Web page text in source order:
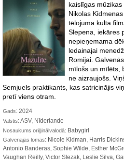
kaislīgas
Nikolas
tēlojuma kulta
Slepena, iekāres
nepieņemama
ledainajai
Romijai.
mīlošs un mīlēts,
ne aizraujošs.
Semjuels praktikants, kas satricinājis
pretī viens otram.
Gads: 2024
Valstis: ASV, Nīderlande
Nosaukums oriģinālvalodā: Babygirl
Galvenajās lomās: Nicole Kidman, Harris
Antonio Banderas, Sophie Wilde, Esther
Vaughan Reilly, Victor Slezak, Leslie Silva,